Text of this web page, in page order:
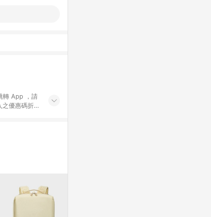
轉 App ，請
之優惠碼折
貨後 45 天
成訂單，不